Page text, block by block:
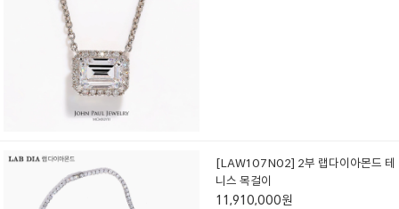
[LAW107N02] 2부 랩다이아몬드 테
니스 목걸이
11,910,000원